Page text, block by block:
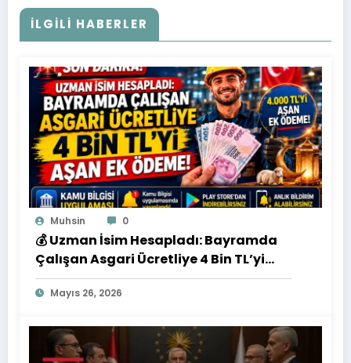
İLGILI HABERLER
Muhsin 0
💰 Uzman İsim Hesapladı: Bayramda
Çalışan Asgari Ücretliye 4 Bin TL’yi
Aşan Ek Ödeme
Mayıs 26, 2026